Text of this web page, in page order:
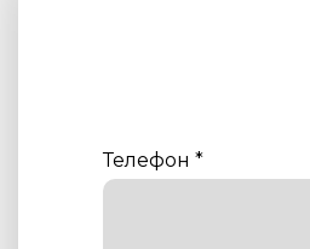
Телефон *